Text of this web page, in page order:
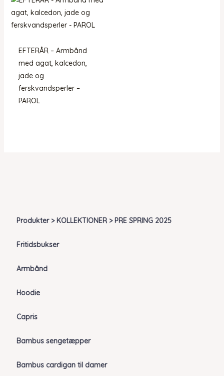
Produkter > KOLLEKTIONER > PRE SPRING 2025
Fritidsbukser
Armbånd
Hoodie
Capris
Bambus sengetæpper
Bambus cardigan til damer
EFTERÅR – Armbånd
med agat, kalcedon,
jade og
ferskvandsperler –
PAROL